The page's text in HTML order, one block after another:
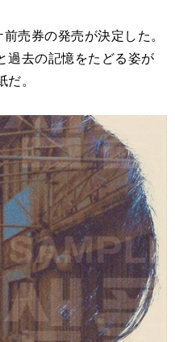
売券の発売が決定した。
過去の記憶をたどる姿が
。